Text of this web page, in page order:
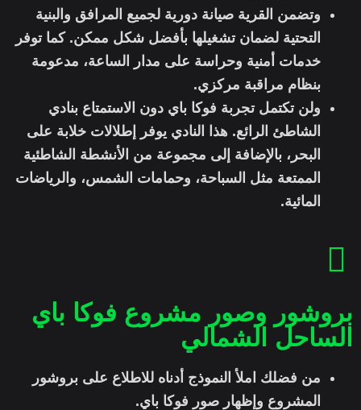
وتضمن القرية صيانة دورية لجميع المرافق والبنية
التحتية لضمان تشغيلها بأفضل شكل ممكن. كما توفر
خدمات أمنية وحراسة على مدار الساعة، مدعومة
بنظام مراقبة مركزي.
ولن تكتمل تجربة فوكا باي دون الاستمتاع بنادي
الشاطئ الرائع. هذا النادي يوفر إطلالات خلابة على
البحر، بالإضافة إلى مجموعة من الأنشطة الشاطئية
الممتعة مثل السباحة، وحمامات الشمس، والرياضات
المائية.
بروشور وصور مشروع فوكا باي
الساحل الشمالي
من فضلك املأ النموذج أدناه للاطلاع على بروشور
المشروع وإظهار صور فوكا باي.